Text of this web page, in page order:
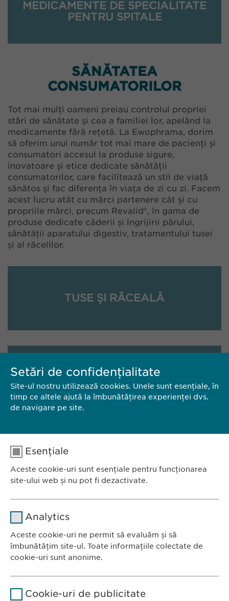
MEDICAMENTE DE SPECIALITATE
PENTRU SPITALE
SĂNĂTATEA
CONSUMATORILOR
Tot mai mulți oameni preiau controlul propriei
stări de sănătate și cea a familiei lor, apelând la
medicamente fără rețetă. La Ewophrama, dorim
să oferim unui număr tot mai mare de pacienți și
consumatori accesul la produse sigure,
inovatoare și etice dedicate sănătății
consumatorilor, care facilitează un stil de viață
sănătos și fac diferența în viața de zi cu zi. Facem
acest lucru atât cu mărci partenere cât și cu
propriile mărci, precum Revalid®, în gama de
produse dedicate căderii și îngrijirii părului,
sănătății aparatului digestiv, tratamentului tusei
și al răcelilor.
TUSE ȘI RĂCEALĂ
SĂNĂTATEA APARATULUI DIGESTIV
ÎNGRIJIREA PĂRULUI ȘI A PIELII
Ewopharma România SRL
Bulevardul Primăverii 19-21
România
Setări de confidențialitate
Site-ul nostru utilizează cookies. Unele sunt esențiale, în
timp ce altele ajută la îmbunătățirea experienței dvs.
de navigare pe site.
Esențiale
Aceste cookie-uri sunt esențiale pentru funcționarea
site-ului web și nu pot fi dezactivate.
Stochează setările consimțite de
Analytics
Aceste cookie-uri ne permit să evaluăm și să
îmbunătățim site-ul. Toate informațiile colectate de
cookie-uri sunt anonime.
Cookie-uri de publicitate